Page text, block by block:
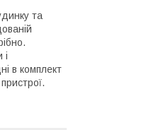
та
і
в комплект